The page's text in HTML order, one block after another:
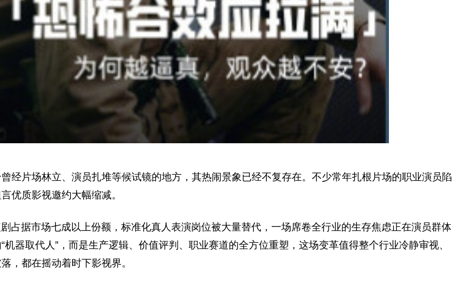
经片场林立、演员扎堆等候试镜的地方，其热闹景象已经不复存在。不少常年扎根片场的职业演员陷
优质影视邀约大幅缩减。
占据市场七成以上份额，标准化真人表演岗位被大量替代，一场席卷全行业的生存焦虑正在演员群体
器取代人”，而是生产逻辑、价值评判、职业赛道的全方位重塑，这场变革值得整个行业冷静审视、
，都在摇动着时下影视界。